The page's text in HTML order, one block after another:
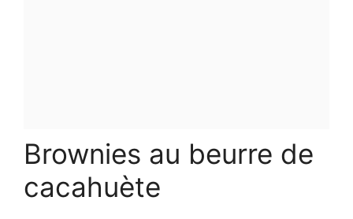
Brownies au beurre de
cacahuète